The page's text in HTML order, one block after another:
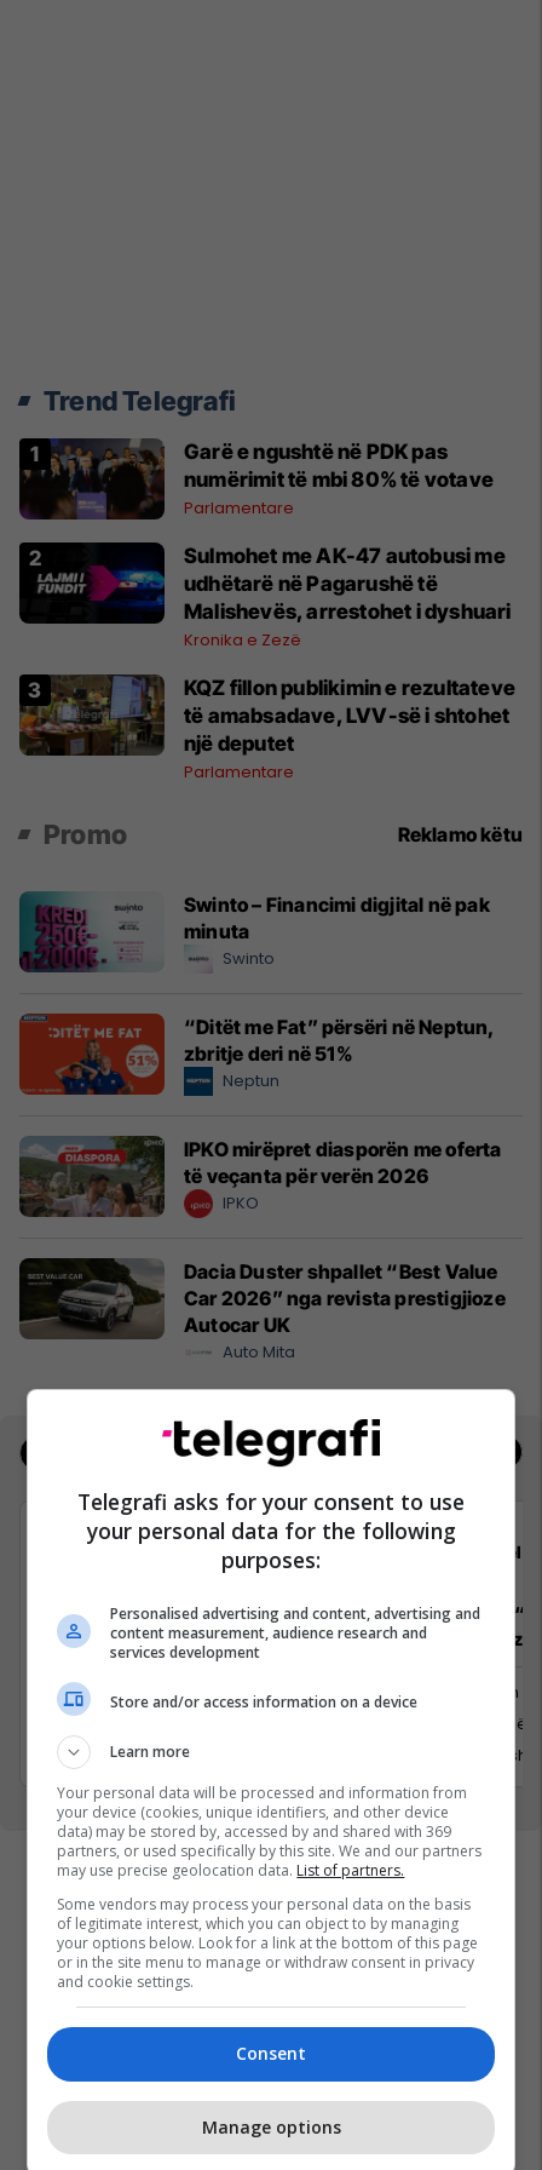
Trend Telegrafi
Garë e ngushtë në PDK pas
numërimit të mbi 80% të votave
Parlamentare
Sulmohet me AK-47 autobusi me
udhëtarë në Pagarushë të
Malishevës, arrestohet i dyshuari
Kronika e Zezë
KQZ fillon publikimin e rezultateve
të amabsadave, LVV-së i shtohet
një deputet
Parlamentare
Promo Reklamo këtu
Swinto – Financimi digjital në pak
minuta
Swinto
“Ditët me Fat” përsëri në Neptun,
zbritje deri në 51%
Neptun
IPKO mirëpret diasporën me oferta
të veçanta për verën 2026
IPKO
Dacia Duster shpallet “Best Value
Car 2026” nga revista prestigjioze
Autocar UK
Auto Mita
Real Estate
Gazetar/e për edicionin Telegrafi
Diasporë
Media
Prishtina, Kosovo
1 Korrik 2026
Trajnim:
dhe
Trajnim
Prishtinë
15
Telegrafi asks for your consent to use
your personal data for the following
purposes:
Personalised advertising and content, advertising and
content measurement, audience research and
services development
Store and/or access information on a device
Learn more
Your personal data will be processed and information from
your device (cookies, unique identifiers, and other device
data) may be stored by, accessed by and shared with 369
partners, or used specifically by this site. We and our partners
may use precise geolocation data. List of partners.
Some vendors may process your personal data on the basis
of legitimate interest, which you can object to by managing
your options below. Look for a link at the bottom of this page
or in the site menu to manage or withdraw consent in privacy
and cookie settings.
Consent
Manage options